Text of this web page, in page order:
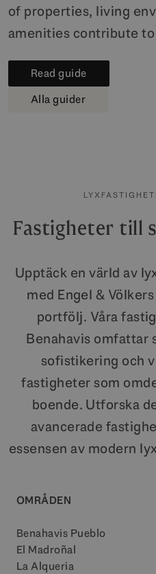
of properties, living
amenities contribute
Read guide
Alla guider
Fastigheter till
Upptäck en värld av
med Engel &
portfölj. Våra
Benahavis omfattar
sofistikering och
fastigheter som
boende. Utforska
avancerade
essensen av modern
OMRÅDEN
Benahavis Pueblo
El Madroñal
La Alqueria